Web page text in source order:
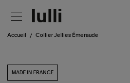
Accueil Collier Jellies Émeraude
MADE IN FRANCE